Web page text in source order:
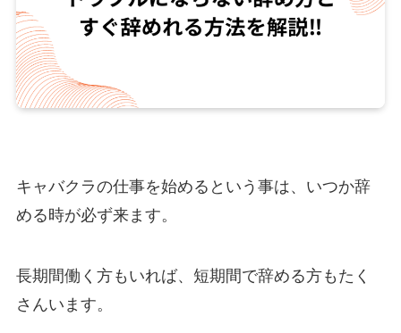
キャバクラの仕事を始めるという事は、いつか辞
める時が必ず来ます。
長期間働く方もいれば、短期間で辞める方もたく
さんいます。